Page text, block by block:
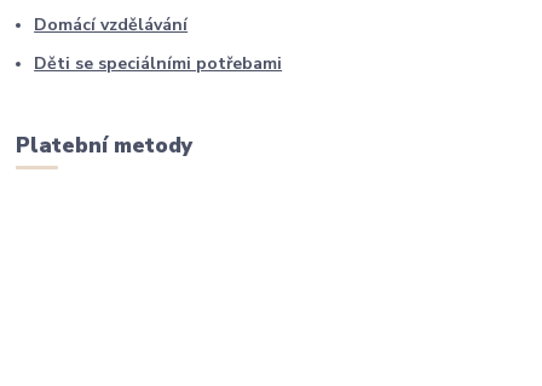
Domácí vzdělávání
Děti se speciálními potřebami
Platební metody